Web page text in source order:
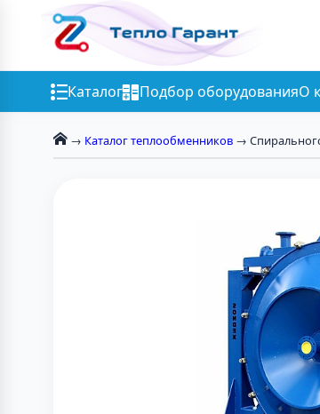
Каталог Подбор оборудованияО
→ Каталог теплообменников →